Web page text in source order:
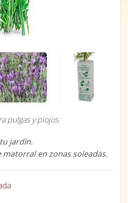
pulgas y piojos.
jardín.
matorral en zonas soleadas.